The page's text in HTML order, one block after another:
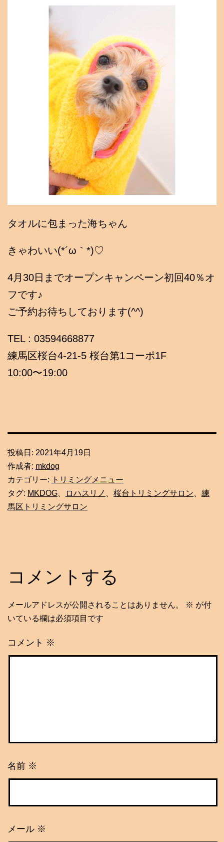
タオルに包まった海ちゃん
きゃわいい(*´ω｀*)♡
4月30日までオープンキャンペーン初回40％オ
フです♪
ご予約お待ちしております(^^)
TEL : 03594668877
練馬区桜台4-21-5 桜台第1コーポ1F
10:00〜19:00
投稿日: 2021年4月19日
作成者: mkdog
カテゴリー:
トリミングメニュー
タグ: MKDOG ロハスリノ 桜台トリミングサロン
練
馬区トリミングサロン
コメントする
メールアドレスが公開されることはありません。 ※ が付
いている欄は必須項目です
コメント ※
名前 ※
メール ※